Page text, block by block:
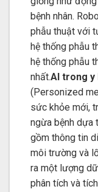
bệnh nhân.
phẫu thuật với
hệ thống phẫu
hệ thống phẫu
nhất.AI trong y
(Personized
sức khỏe mới,
ngừa bệnh dựa
gồm thông tin
môi trường và
ra một lượng
phân tích và